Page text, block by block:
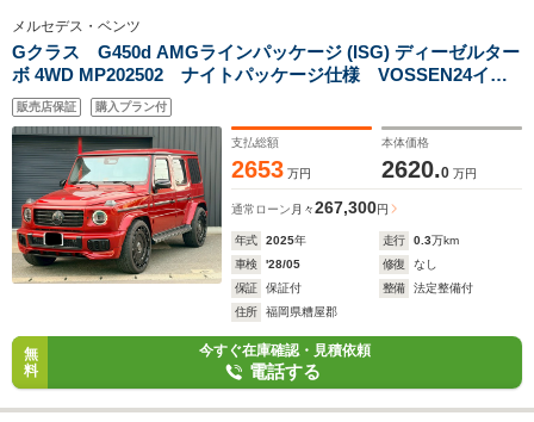
メルセデス・ベンツ
Gクラス G450d AMGラインパッケージ (ISG) ディーゼルター
ボ 4WD MP202502 ナイトパッケージ仕様 VOSSEN24イン
チ iiDローダウン 外装フルプロテクション 白革 赤ベルト
販売店保証 購入プラン付
支払総額
2653 万円
本体価格
2620.0 万円
通常ローン 月々267,300円
年式 2025年 走行 0.3万km
車検
'28/05 修復
なし
保証
保証付 整備
法定整備付
住所
福岡県糟屋郡
無
料
今すぐ在庫確認・見積依頼
電話する